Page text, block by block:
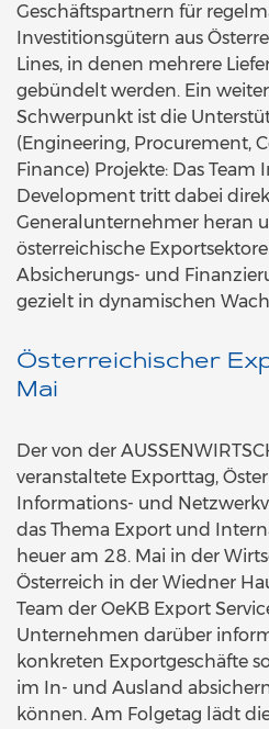
Geschäftspartnern für
Investitionsgütern aus
Lines, in denen mehrere
gebündelt werden. Ein
Schwerpunkt ist die
(Engineering, Procurement,
Finance) Projekte: Das Team
Development tritt dabei
Generalunternehmer heran
österreichische
Absicherungs- und
gezielt in dynamischen
Österreichischer
Mai
Der von der
veranstaltete Exporttag,
Informations- und
das Thema Export und
heuer am 28. Mai in der
Österreich in der Wiedner
Team der OeKB Export
Unternehmen darüber
konkreten Exportgeschäfte
im In- und Ausland
können. Am Folgetag lädt